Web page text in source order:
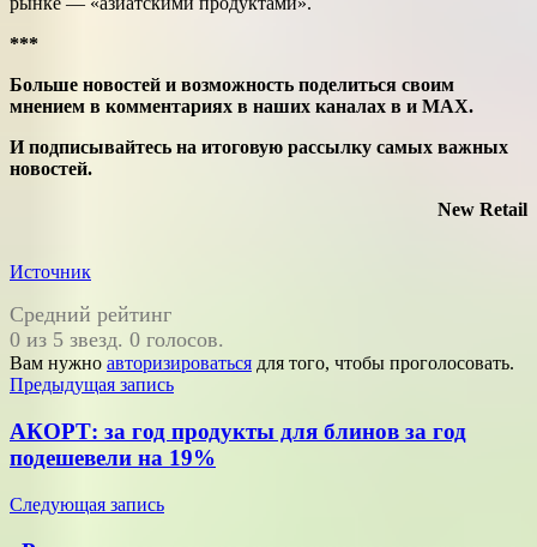
***
Больше новостей и возможность поделиться своим
мнением в комментариях в наших каналах в и MAX.
Иподписывайтесь на итоговую рассылку самых важных
новостей.
New Retail
Источник
Средний рейтинг
0 из 5 звезд. 0 голосов.
Вам нужно авторизироваться для того, чтобы проголосовать.
Навигация
по
записям
Предыдущая запись
АКОРТ: за год продукты для блинов за год
подешевели на 19%
Следующая запись